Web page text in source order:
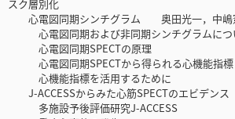
スク層別化
心電図同期シンチグラム 奥田光一，中嶋
心電図同期および非同期シンチグラムにつ
心電図同期SPECTの原理
心電図同期SPECTから得られる心機能指標
心機能指標を活用するために
J-ACCESSからみた心筋SPECTのエビデ
多施設予後評価研究J-ACCESS